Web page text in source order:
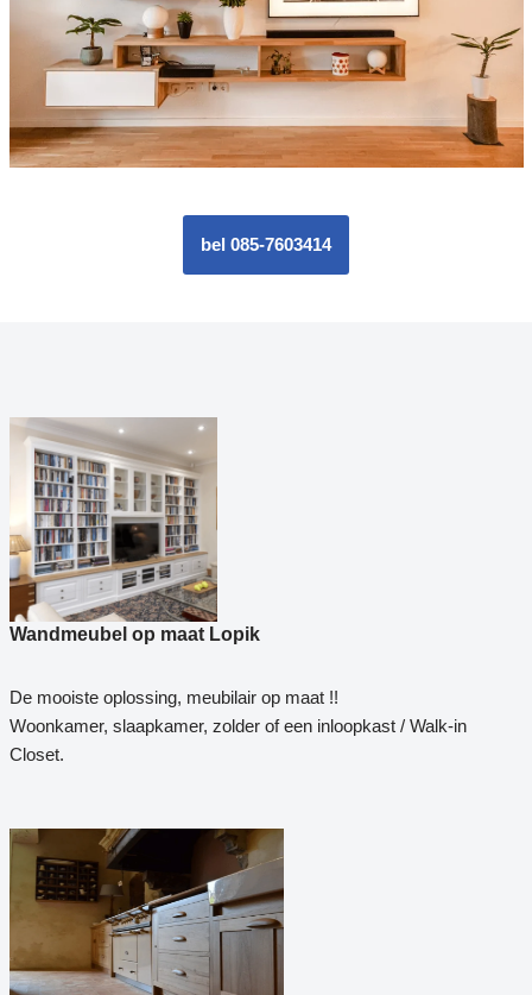
bel 085-7603414
Wandmeubel op maat Lopik
De mooiste oplossing, meubilair op maat !!
Woonkamer, slaapkamer, zolder of een inloopkast / Walk-in
Closet.